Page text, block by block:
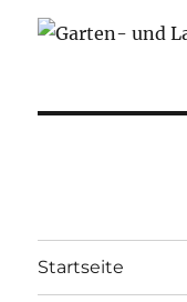
Startseite